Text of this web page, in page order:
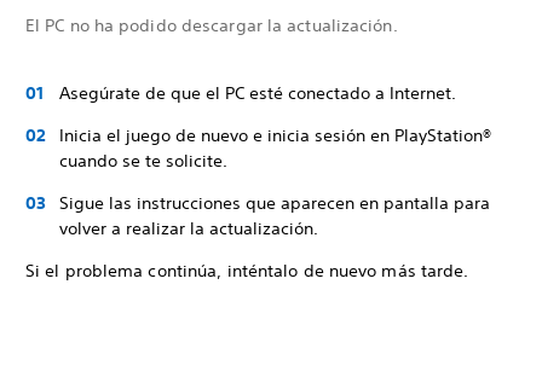
El PC no ha podido descargar la actualización.
Asegúrate de que el PC esté conectado a Internet.
Inicia el juego de nuevo e inicia sesión en PlayStation®
cuando se te solicite.
Sigue las instrucciones que aparecen en pantalla para
volver a realizar la actualización.
Si el problema continúa, inténtalo de nuevo más tarde.